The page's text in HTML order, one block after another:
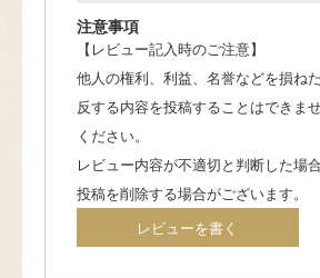
注意事項
【レビュー記入時のご注意】
他人の権利、利益、名誉などを損ね
反する内容を投稿することはできま
ください。
レビュー内容が不適切と判断した場
投稿を削除する場合がございます。
レビューを書く